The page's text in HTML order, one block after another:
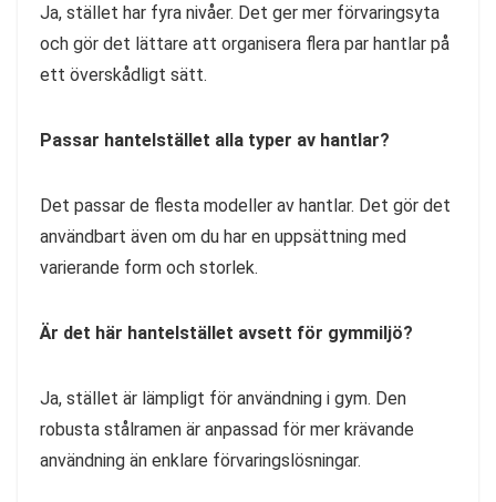
Ja, stället har fyra nivåer. Det ger mer förvaringsyta
och gör det lättare att organisera flera par hantlar på
ett överskådligt sätt.
Passar hantelstället alla typer av hantlar?
Det passar de flesta modeller av hantlar. Det gör det
användbart även om du har en uppsättning med
varierande form och storlek.
Är det här hantelstället avsett för gymmiljö?
Ja, stället är lämpligt för användning i gym. Den
robusta stålramen är anpassad för mer krävande
användning än enklare förvaringslösningar.